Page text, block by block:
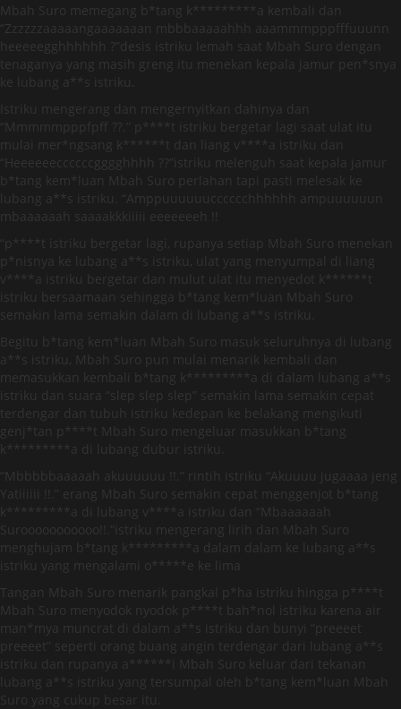
Mbah Suro memegang b*tang k*********a kembali dan
“Zzzzzzaaaaangaaaaaaan mbbbaaaaahhh aaammmpppfffuuunn
heeeeegghhhhhh ?”desis istriku lemah saat Mbah Suro dengan
tenaganya yang masih greng itu menekan kepala jamur pen*snya
ke lubang a**s istriku.
Istriku mengerang dan mengernyitkan dahinya dan
“Mmmmmpppfpff ??.” p****t istriku bergetar lagi saat ulat itu
mulai mer*ngsang k******t dan liang v****a istriku dan
“Heeeeeeccccccgggghhhh ??”istriku melenguh saat kepala jamur
b*tang kem*luan Mbah Suro perlahan tapi pasti melesak ke
lubang a**s istriku. “Amppuuuuuucccccchhhhhh ampuuuuuun
mbaaaaaah saaaakkkiiiii eeeeeeeh !!
“p****t istriku bergetar lagi, rupanya setiap Mbah Suro menekan
p*nisnya ke lubang a**s istriku, ulat yang menyumpal di liang
v****a istriku bergetar dan mulut ulat itu menyedot k******t
istriku bersaamaan sehingga b*tang kem*luan Mbah Suro
semakin lama semakin dalam di lubang a**s istriku.
Begitu b*tang kem*luan Mbah Suro masuk seluruhnya di lubang
a**s istriku, Mbah Suro pun mulai menarik kembali dan
memasukkan kembali b*tang k*********a di dalam lubang a**s
istriku dan suara “slep slep slep” semakin lama semakin cepat
terdengar dan tubuh istriku kedepan ke belakang mengikuti
genj*tan p****t Mbah Suro mengeluar masukkan b*tang
k*********a di lubang dubur istriku.
“Mbbbbbaaaaah akuuuuuu !!.” rintih istriku “Akuuuu jugaaaa jeng
Yatiiiiii !!.” erang Mbah Suro semakin cepat menggenjot b*tang
k*********a di lubang v****a istriku dan “Mbaaaaaah
Surooooooooooo!!.”istriku mengerang lirih dan Mbah Suro
menghujam b*tang k*********a dalam dalam ke lubang a**s
istriku yang mengalami o*****e ke lima
Tangan Mbah Suro menarik pangkal p*ha istriku hingga p****t
Mbah Suro menyodok nyodok p****t bah*nol istriku karena air
man*mya muncrat di dalam a**s istriku dan bunyi “preeeet
preeeet” seperti orang buang angin terdengar dari lubang a**s
istriku dan rupanya a******i Mbah Suro keluar dari tekanan
lubang a**s istriku yang tersumpal oleh b*tang kem*luan Mbah
Suro yang cukup besar itu.